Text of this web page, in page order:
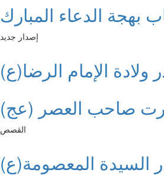
بهجة الدعاء المبارك
إصدار جديد
ولادة الإمام الرضا(ع)
القصص
السيدة المعصومة(ع)